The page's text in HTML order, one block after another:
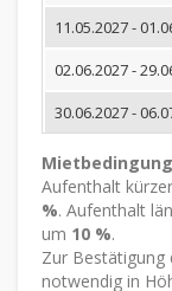
11.05.2027 -
02.06.2027 -
30.06.2027 -
Aufenthalt
%. Aufenthalt
um 10 %.
Zur Bestätigung
notwendig in